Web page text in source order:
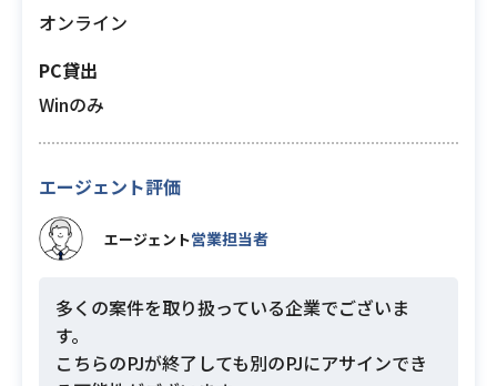
オンライン
PC貸出
Winのみ
エージェント評価
エージェント営業担当者
多くの案件を取り扱っている企業でございま
す。
こちらのPJが終了しても別のPJにアサインでき